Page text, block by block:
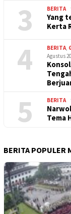
3 BERITA
Yang
Kerta
4 BERITA,
Agustus
5 BERITA
Tema
BERITA POPULER